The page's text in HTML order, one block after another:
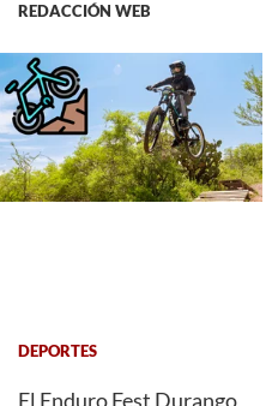
REDACCIÓN WEB
DEPORTES
El Enduro Fest Durango